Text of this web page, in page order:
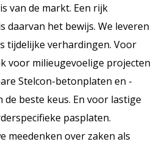
van de markt. Een rijk
daarvan het bewijs. We leveren
tijdelijke verhardingen. Voor
voor milieugevoelige projecten
Stelcon-betonplaten en -
beste keus. En voor lastige
pasplaten.
meedenken over zaken als